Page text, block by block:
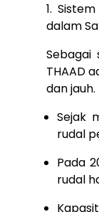
1.
dalam
Sebagai
THAAD
dan
Sejak
rudal
Pada
rudal